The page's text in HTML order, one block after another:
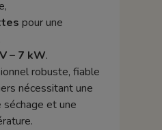
pour une
– 7 kW.
robuste, fiable
nécessitant une
séchage et une